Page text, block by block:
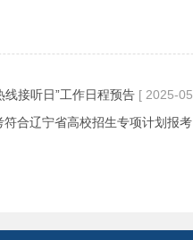
线接听日”工作日程预告 [ 2025-
合辽宁省高校招生专项计划报